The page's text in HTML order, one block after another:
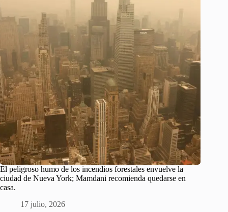
El peligroso humo de los incendios forestales envuelve la
ciudad de Nueva York; Mamdani recomienda quedarse en
casa.
17 julio, 2026